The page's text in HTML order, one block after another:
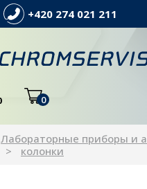
+420 274 021 211
0
Лабораторные приборы и
колонки